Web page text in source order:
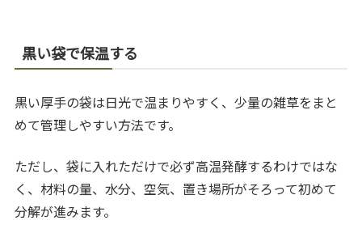
黒い袋で保温する
黒い厚手の袋は日光で温まりやすく、少量の雑草をまと
めて管理しやすい方法です。
ただし、袋に入れただけで必ず高温発酵するわけではな
く、材料の量、水分、空気、置き場所がそろって初めて
分解が進みます。